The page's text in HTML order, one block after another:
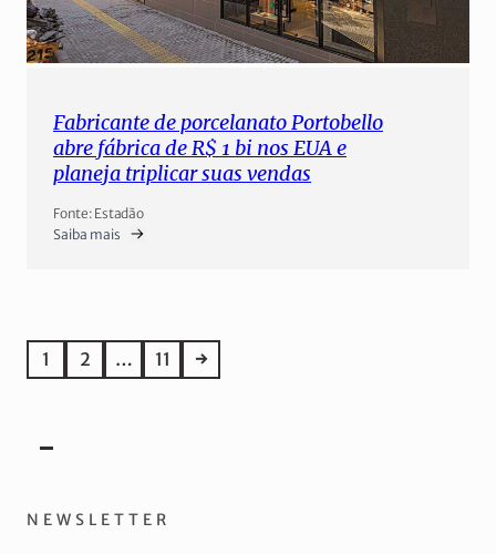
Fabricante de porcelanato Portobello
abre fábrica de R$ 1 bi nos EUA e
planeja triplicar suas vendas
Fonte: Estadão
Saiba mais
1 2 … 11 →
NEWSLETTER